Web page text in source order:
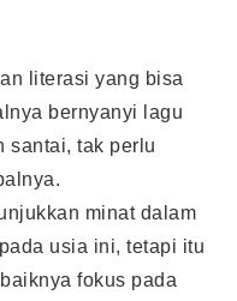
literasi yang bisa
bernyanyi lagu
santai, tak perlu
minat dalam
usia ini, tetapi itu
fokus pada